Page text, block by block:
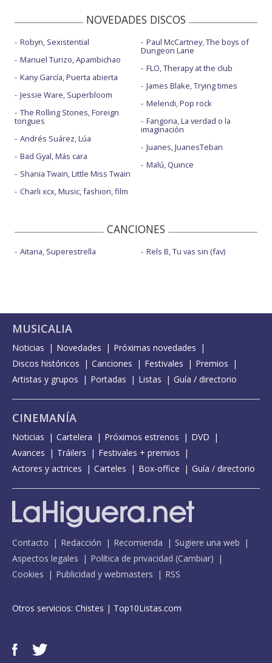
NOVEDADES DISCOS
Robyn, Sexistential
Manuel Turizo, Apambichao
Kany García, Puerta abierta
Jessie Ware, Superbloom
The Rolling Stones, Foreign
tongues
Andrés Suárez, Lúa
Bad Gyal, Más cara
Shania Twain, Little Miss Twain
Charli xcx, Music, fashion, film
Paul McCartney, The boys of
Dungeon Lane
FLO, Therapy at the club
James Blake, Trying times
Melendi, Pop rock
Fangoria, La verdad o la
imaginación
Juanes, JuanesTeban
Malú, Quince
CANCIONES
Aitana, Superestrella Rels B, Tu vas sin (fav)
MUSICALIA
Noticias Novedades
Próximas novedades
Discos históricos
Canciones Festivales
Premios
Artistas y grupos
Portadas Listas Guía / directorio
CINEMANÍA
Noticias Cartelera Próximos estrenos
DVD
Avances
Tráilers
Festivales + premios
Actores y actrices
Carteles Box-office Guía / directorio
Contacto Redacción Recomienda
Sugiere una web
Aspectos legales
Política de privacidad (Cambiar)
Cookies
Publicidad y webmasters RSS
Otros servicios: Chistes | Top10Listas.com